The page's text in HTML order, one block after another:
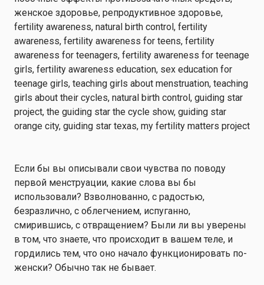
Если бы вы описывали свои чувства по поводу
первой менструации, какие слова вы бы
использовали? Взволнованно, с радостью,
безразлично, с облегчением, испуганно,
смирившись, с отвращением? Были ли вы уверены
в том, что знаете, что происходит в вашем теле, и
гордились тем, что оно начало функционировать по-
женски? Обычно так не бывает.